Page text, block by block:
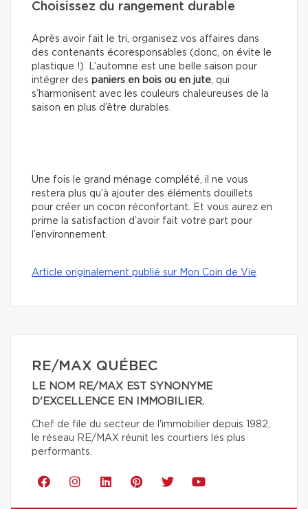
Choisissez du rangement durable
Après avoir fait le tri, organisez vos affaires dans
des contenants écoresponsables (donc, on évite le
plastique !). L’automne est une belle saison pour
intégrer des paniers en bois ou en jute, qui
s’harmonisent avec les couleurs chaleureuses de la
saison en plus d’être durables.
Une fois le grand ménage complété, il ne vous
restera plus qu’à ajouter des éléments douillets
pour créer un cocon réconfortant. Et vous aurez en
prime la satisfaction d’avoir fait votre part pour
l’environnement.
Article originalement publié sur Mon Coin de Vie
RE/MAX QUÉBEC
LE NOM RE/MAX EST SYNONYME
D'EXCELLENCE EN IMMOBILIER.
Chef de file du secteur de l'immobilier depuis 1982,
le réseau RE/MAX réunit les courtiers les plus
performants.